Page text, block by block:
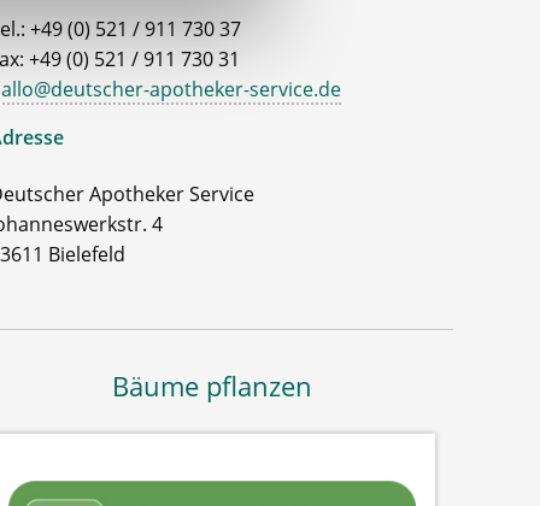
+49 (0) 521 / 911 730 37
+49 (0) 521 / 911 730 31
apotheker-service.de
Apotheker Service
4
Bielefeld
Bäume pflanzen